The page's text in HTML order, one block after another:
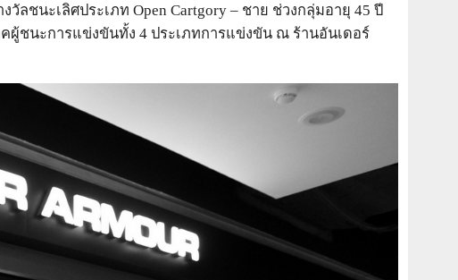
วัลชนะเลิศประเภท Open Cartgory – ชาย ช่วงกลุ่มอายุ 45 ปี
ผู้ชนะการแข่งขันทั้ง 4 ประเภทการแข่งขัน ณ ร้านอันเดอร์